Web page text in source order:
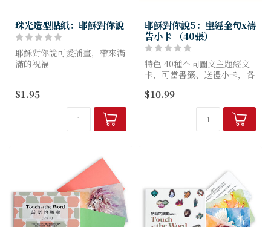
珠光造型貼紙：耶穌對你說
耶穌對你說可愛插畫，帶來滿
滿的祝福
等地方裝飾吧～
在你的日常生活中添加一點療
$1.95
耶穌對你說5：聖經金句x禱
告小卡 （40張）
特色 40種不同圖文主題經文
卡，可當書籤、送禮小卡，各
地提醒耶穌要對你我說的話。
正面：手繪插畫主題經文，溫
柔畫風撫慰人心；
$10.99